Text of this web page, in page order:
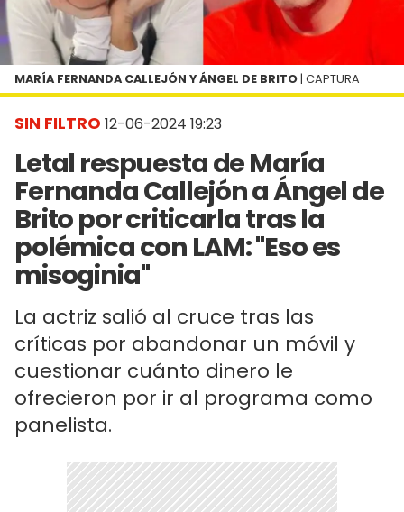
SIN FILTRO 12-06-2024 19:23
Letal respuesta de María
Fernanda Callejón a Ángel de
Brito por criticarla tras la
polémica con LAM: "Eso es
misoginia"
La actriz salió al cruce tras las
críticas por abandonar un móvil y
cuestionar cuánto dinero le
ofrecieron por ir al programa como
panelista.
MARÍA FERNANDA CALLEJÓN Y ÁNGEL DE BRITO | CAPTURA